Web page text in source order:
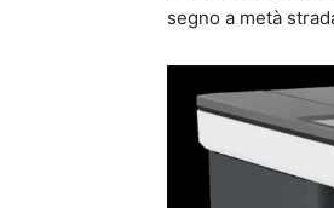
segno a metà